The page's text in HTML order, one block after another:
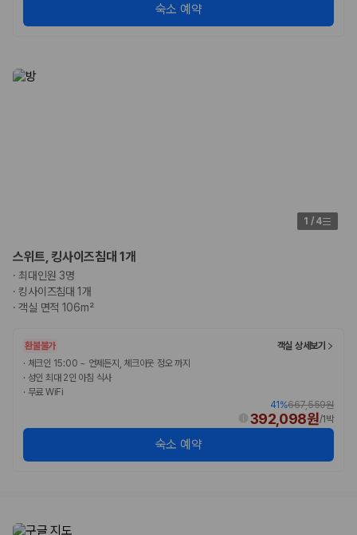
숙소 예약
1 / 4
스위트, 킹사이즈침대 1개
· 최대인원 3명
·킹사이즈침대 1개
·객실 면적 106m²
환불불가
객실 상세보기
· 체크인 15:00 ~ 언제든지, 체크아웃 정오 까지
· 성인 최대 2인 아침 식사
· 무료 WiFi
41%667,559원
392,098원/1박
숙소 예약